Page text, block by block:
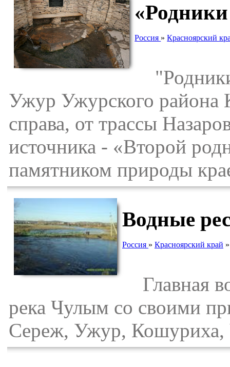
Россия »Красноярский
"Родники
Ужур Ужурского района
справа, от трассы
источника - «Второй
памятником природы
Водные
Россия » Красноярский край
Главная
река Чулым со своими
Сереж, Ужур, Кошуриха,